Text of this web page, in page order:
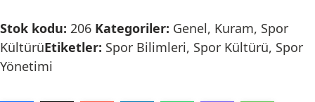
Stok kodu: 206 Kategoriler: Genel, Kuram, Spor
KültürüEtiketler: Spor Bilimleri, Spor Kültürü, Spor
Yönetimi